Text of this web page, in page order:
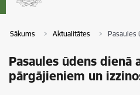
Sākums Aktualitātes Pasaules
Pasaules ūdens dienā
pārgājieniem un